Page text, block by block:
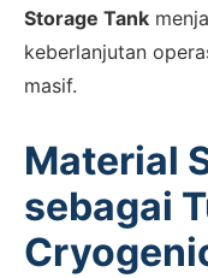
Storage Tank
keberlanjutan
masif.
Material
sebagai